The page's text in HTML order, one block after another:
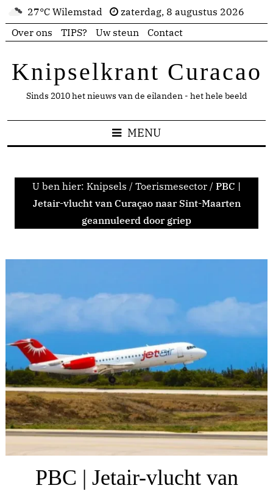
27°C Wilemstad
zaterdag, 8 augustus 2026
Over ons
TIPS? Uw steun Contact
Knipselkrant Curacao
Sinds 2010 het nieuws van de eilanden - het hele beeld
MENU
U ben hier: Knipsels / Toerismesector / PBC |
Jetair-vlucht van Curaçao naar Sint-Maarten
geannuleerd door griep
PBC | Jetair-vlucht van